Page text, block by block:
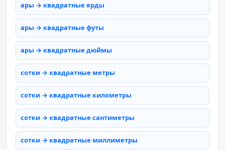
ары → квадратные ярды
ары → квадратные футы
ары → квадратные дюймы
сотки → квадратные метры
сотки → квадратные километры
сотки → квадратные сантиметры
сотки → квадратные миллиметры